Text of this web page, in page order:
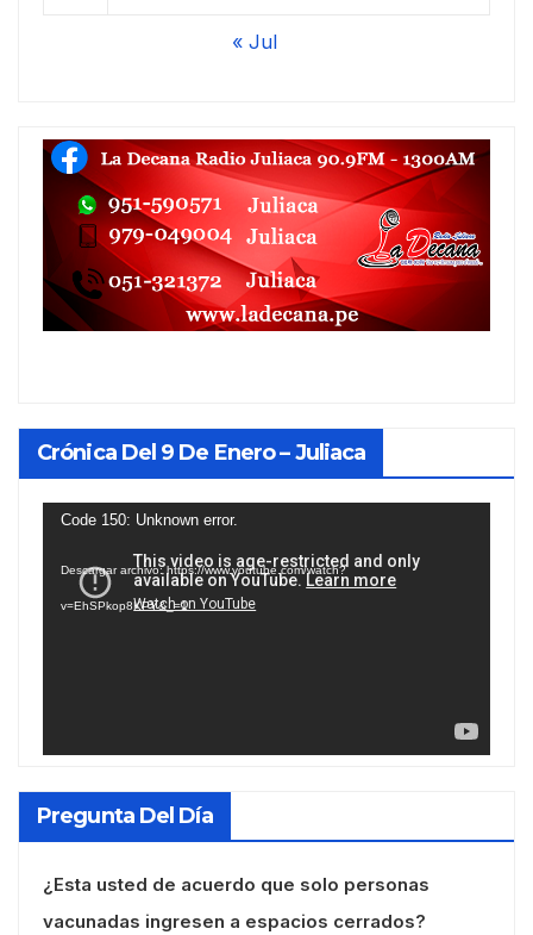
« Jul
Crónica Del 9 De Enero – Juliaca
Reproductor
vídeo
Code 150: Unknown error.
Descargar archivo: https://www.youtube.com/watch?
v=EhSPkop8KPY&_=1
Pregunta Del Día
¿Esta usted de acuerdo que solo personas
vacunadas ingresen a espacios cerrados?